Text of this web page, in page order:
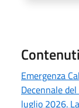
Emergenza
Decennale
luglio 2026.